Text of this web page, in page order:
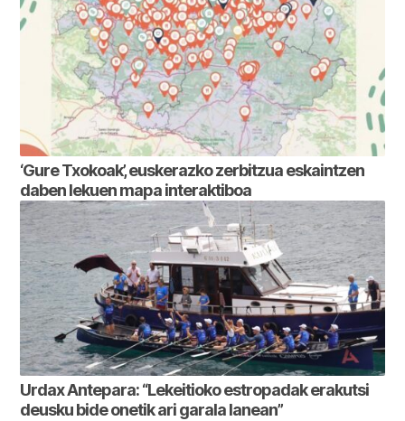
‘Gure Txokoak’, euskerazko zerbitzua eskaintzen
daben lekuen mapa interaktiboa
Urdax Antepara: “Lekeitioko estropadak erakutsi
deusku bide onetik ari garala lanean”